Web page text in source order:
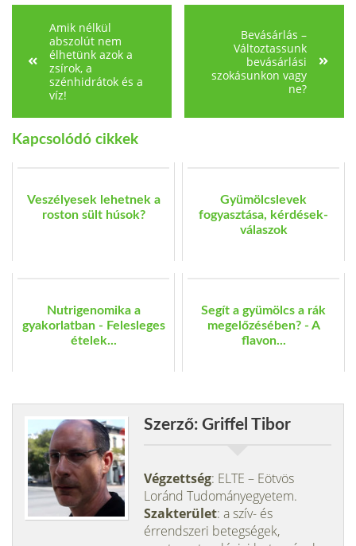
Amik nélkül
abszolút nem
élhetünk azok a
zsírok, a
szénhidrátok és a
víz!
Bevásárlás –
Változtassunk
bevásárlási
szokásunkon vagy
ne?
Kapcsolódó cikkek
Veszélyesek lehetnek a
roston sült húsok?
Gyümölcslevek
fogyasztása, kérdések-
válaszok
Nutrigenomika a
gyakorlatban - Felesleges
ételek...
Segít a gyümölcs a rák
megelőzésében? - A
flavon...
Szerző: Griffel Tibor
Végzettség: ELTE – Eötvös
Loránd Tudományegyetem.
Szakterület: a szív- és
érrendszeri betegségek,